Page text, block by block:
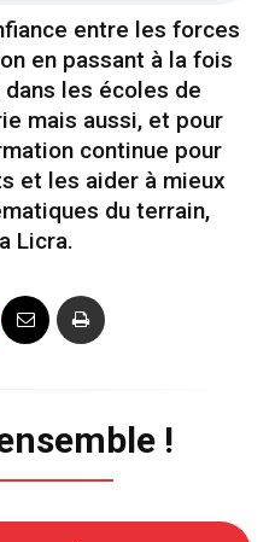
entre les forces
en passant à la fois
les écoles de
mais aussi, et pour
continue pour
et les aider à mieux
du terrain,
Licra.
!